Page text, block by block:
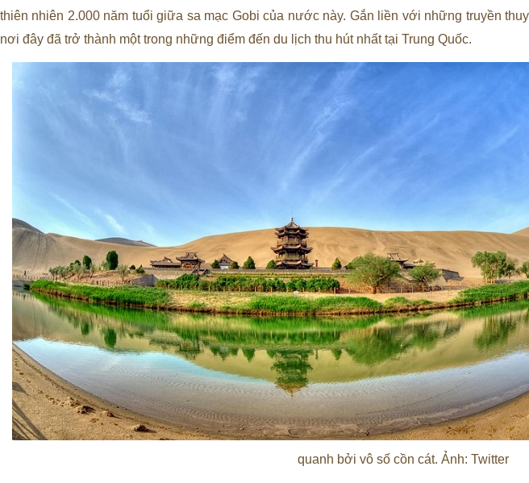
thiên nhiên 2.000 năm tuổi giữa sa mạc Gobi của nước này. Gắn liền với những truyền
nơi đây đã trở thành một trong những điểm đến du lịch thu hút nhất tại Trung Quốc.
quanh bởi vô số cồn cát. Ảnh: Twitter